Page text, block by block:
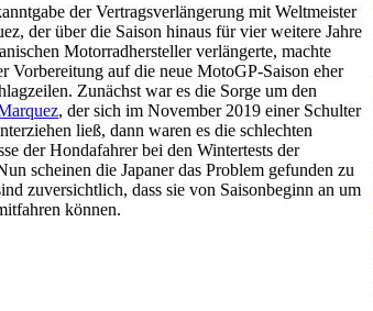
der Vertragsverlängerung mit Weltmeister
der über die Saison hinaus für vier weitere Jahre
Motorradhersteller verlängerte, machte
Vorbereitung auf die neue MotoGP-Saison eher
Zunächst war es die Sorge um den
, der sich im November 2019 einer Schulter
ließ, dann waren es die schlechten
der Hondafahrer bei den Wintertests der
scheinen die Japaner das Problem gefunden zu
zuversichtlich, dass sie von Saisonbeginn an um
können.